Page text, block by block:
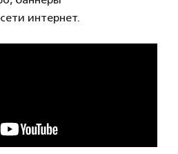
интернет.